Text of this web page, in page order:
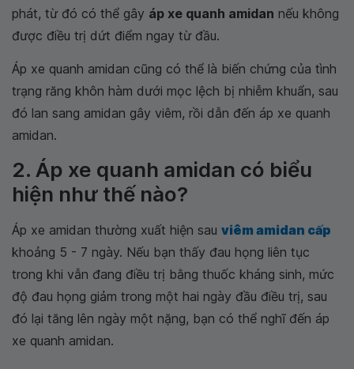
phát, từ đó có thể gây áp xe quanh amidan nếu không
được điều trị dứt điểm ngay từ đầu.
Áp xe quanh amidan cũng có thể là biến chứng của tình
trạng răng khôn hàm dưới mọc lệch bị nhiễm khuẩn, sau
đó lan sang amidan gây viêm, rồi dẫn đến áp xe quanh
amidan.
2. Áp xe quanh amidan có biểu
hiện như thế nào?
Áp xe amidan thường xuất hiện sau viêm amidan cấp
khoảng 5 - 7 ngày. Nếu bạn thấy đau họng liên tục
trong khi vẫn đang điều trị bằng thuốc kháng sinh, mức
độ đau họng giảm trong một hai ngày đầu điều trị, sau
đó lại tăng lên ngày một nặng, bạn có thể nghĩ đến áp
xe quanh amidan.